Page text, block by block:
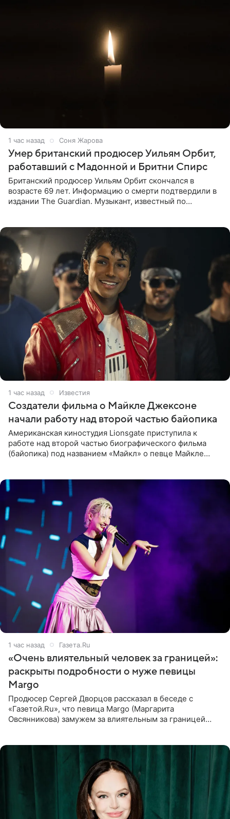
1 час назад Соня Жарова
Умер британский продюсер Уильям Орбит,
работавший с Мадонной и Бритни Спирс
Британский продюсер Уильям Орбит скончался в
возрасте 69 лет. Информацию о смерти подтвердили в
издании The Guardian. Музыкант, известный по
1 час назад Известия
Создатели фильма о Майкле Джексоне
начали работу над второй частью байопика
Американская киностудия Lionsgate приступила к
работе над второй частью биографического фильма
(байопика) под названием «Майкл» о певце Майкле
1 час назад Газета.Ru
«Очень влиятельный человек за границей»:
раскрыты подробности о муже певицы
Margo
Продюсер Сергей Дворцов рассказал в беседе с
«Газетой.Ru», что певица Margo (Маргарита
Овсянникова) замужем за влиятельным за границей